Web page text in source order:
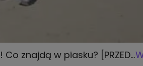
znajdą w piasku? [PRZED